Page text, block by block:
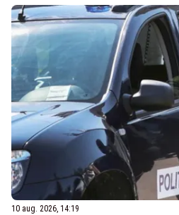
10 aug. 2026, 14:19